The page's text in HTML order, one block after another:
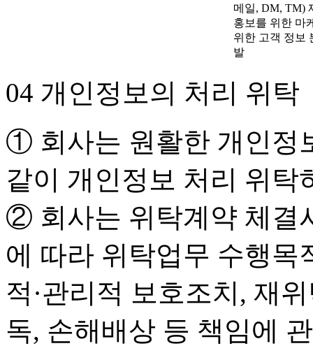
메일, DM, TM)
홍보를 위한 마
위한 고객 정보
발
04 개인정보의 처리 위탁
① 회사는 원활한 개인정
같이 개인정보 처리 위탁
② 회사는 위탁계약 체결
에 따라 위탁업무 수행목
적·관리적 보호조치, 재
독, 손해배상 등 책임에